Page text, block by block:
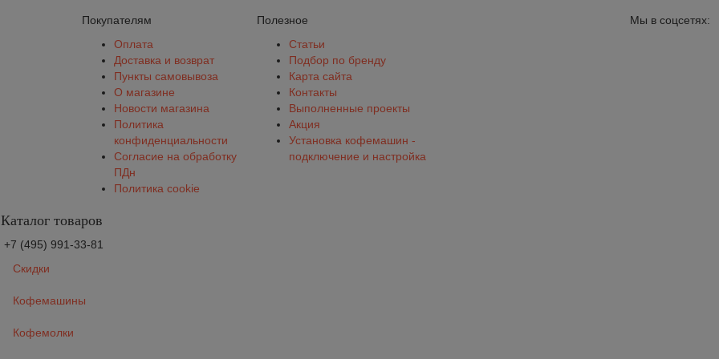
Покупателям
Оплата
Доставка и возврат
Пункты самовывоза
О магазине
Новости магазина
Политика
конфиденциальности
Согласие на обработку
ПДн
Политика cookie
Полезное
Статьи
Подбор по бренду
Карта сайта
Контакты
Выполненные проекты
Акция
Установка кофемашин -
подключение и настройка
Мы в соцсетях:
Каталог товаров
+7 (495) 991-33-81
Скидки
Кофемашины
Кофемолки